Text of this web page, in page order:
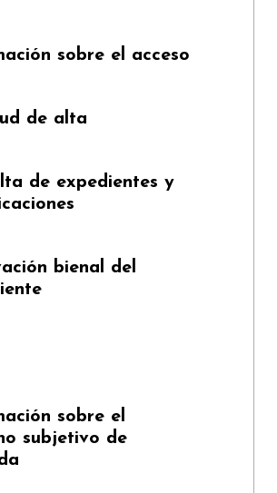
sobre el acceso
de alta
de expedientes y
bienal del
sobre el
subjetivo de